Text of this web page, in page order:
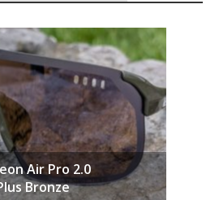
Air Pro 2.0
Bronze